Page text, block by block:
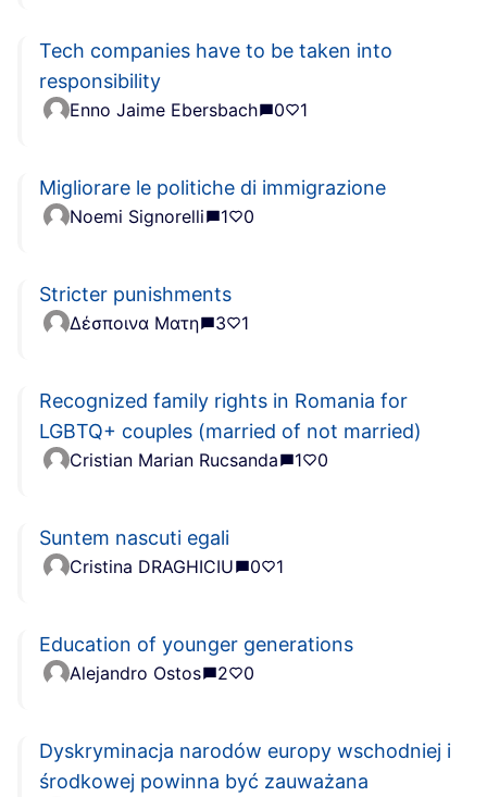
Tech companies have to be taken into
responsibility
Enno Jaime Ebersbach 0 1
Migliorare le politiche di immigrazione
Noemi Signorelli 1 0
Stricter punishments
Δέσποινα Ματη 3 1
Recognized family rights in Romania for
LGBTQ+ couples (married of not married)
Cristian Marian Rucsanda 1 0
Suntem nascuti egali
Cristina DRAGHICIU 0 1
Education of younger generations
Alejandro Ostos 2 0
Dyskryminacja narodów europy wschodniej i
środkowej powinna być zauważana